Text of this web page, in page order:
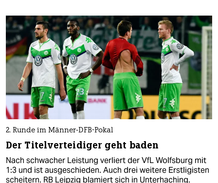
2. Runde im Männer-DFB-Pokal
Der Titelverteidiger geht baden
Nach schwacher Leistung verliert der VfL Wolfsburg mit
1:3 und ist ausgeschieden. Auch drei weitere Erstligisten
scheitern. RB Leipzig blamiert sich in Unterhaching.